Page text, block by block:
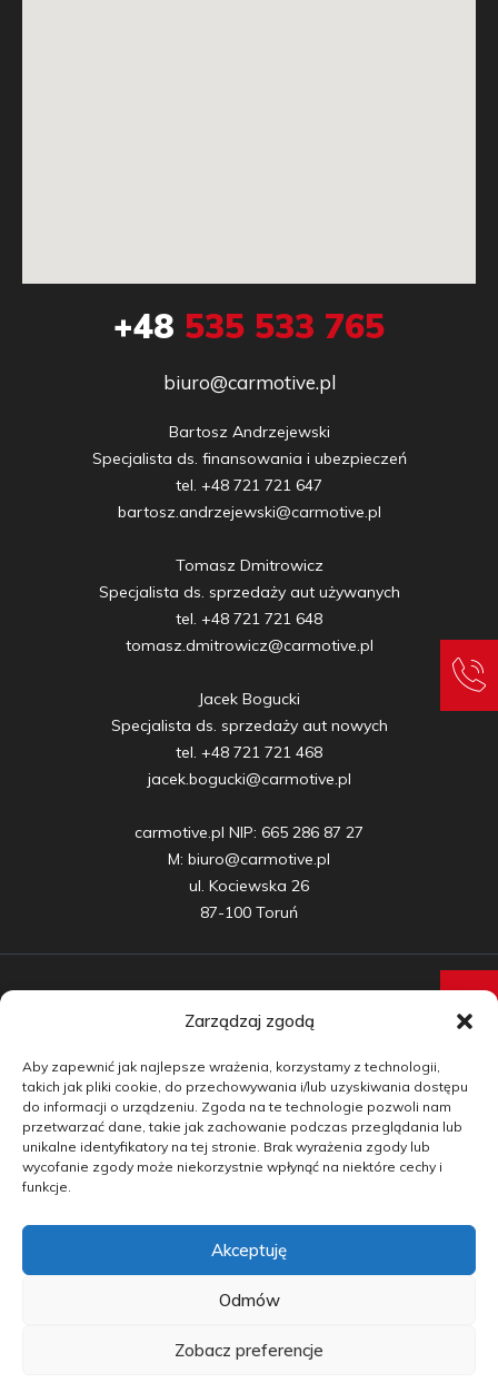
Zarządzaj zgodą
Aby zapewnić jak najlepsze wrażenia, korzystamy z technologii,
takich jak pliki cookie, do przechowywania i/lub uzyskiwania dostępu
do informacji o urządzeniu. Zgoda na te technologie pozwoli nam
przetwarzać dane, takie jak zachowanie podczas przeglądania lub
unikalne identyfikatory na tej stronie. Brak wyrażenia zgody lub
wycofanie zgody może niekorzystnie wpłynąć na niektóre cechy i
funkcje.
Akceptuję
Odmów
Zobacz preferencje
+48 535 533 765
biuro@carmotive.pl
Bartosz Andrzejewski
Specjalista ds. finansowania i ubezpieczeń
tel. +48 721 721 647
bartosz.andrzejewski@carmotive.pl
Tomasz Dmitrowicz
Specjalista ds. sprzedaży aut używanych
tel. +48 721 721 648
tomasz.dmitrowicz@carmotive.pl
Jacek Bogucki
Specjalista ds. sprzedaży aut nowych
tel. +48 721 721 468
jacek.bogucki@carmotive.pl
carmotive.pl NIP: 665 286 87 27
M: biuro@carmotive.pl
ul. Kociewska 26
87-100 Toruń
Samochody nowe
Samochody używane
Auta w leasingu
Doradztwo
copyright by carmotive.pl 2026©